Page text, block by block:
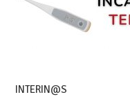
INTERIN@S